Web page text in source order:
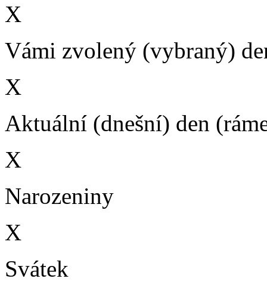
X
Vámi zvolený (vybraný)
X
Aktuální (dnešní) den
X
Narozeniny
X
Svátek